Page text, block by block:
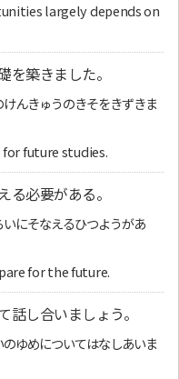
largely depends on
を築きました。
んきゅうのきそをきずきま
future studies.
る必要がある。
にそなえるひつようがあ
for the future.
話し合いましょう。
ゆめについてはなしあいま